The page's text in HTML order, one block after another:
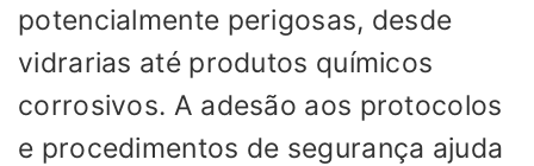
potencialmente perigosas, desde
vidrarias até produtos químicos
corrosivos. A adesão aos protocolos
e procedimentos de segurança ajuda